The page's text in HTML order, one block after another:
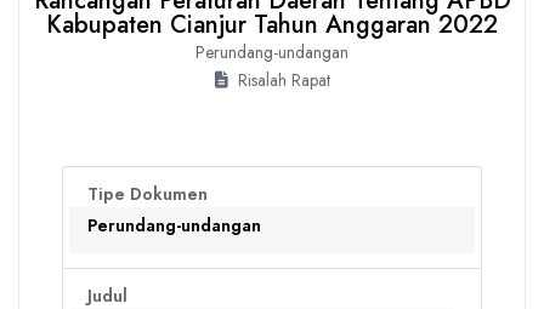
Kabupaten Cianjur Tahun Anggaran 2022
Perundang-undangan
Risalah Rapat
Tipe Dokumen
Perundang-undangan
Judul